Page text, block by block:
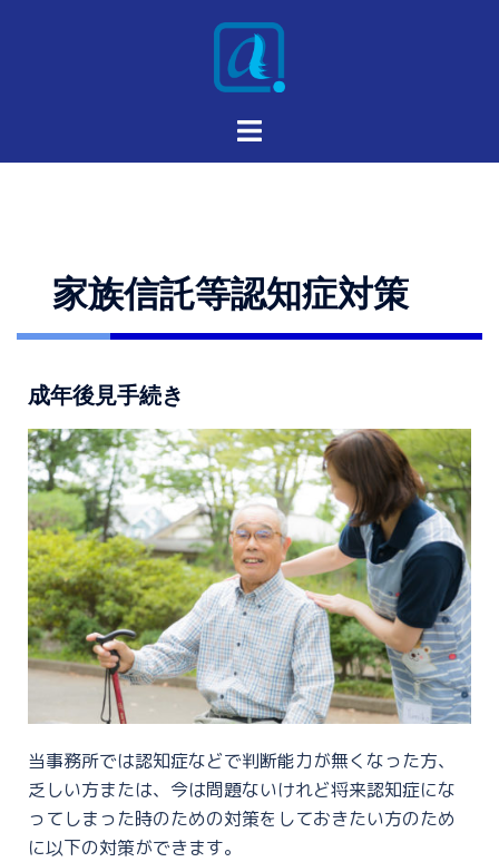
家族信託等認知症対策
成年後見手続き
当事務所では認知症などで判断能力が無くなった方、
乏しい方または、今は問題ないけれど将来認知症にな
ってしまった時のための対策をしておきたい方のため
に以下の対策ができます。